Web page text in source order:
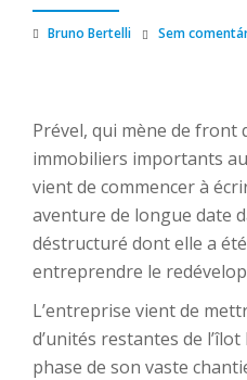
Bruno Bertelli Sem
Prével, qui mène de front
immobiliers importants
vient de commencer à
aventure de longue date
déstructuré dont elle a
entreprendre le
L’entreprise vient de
d’unités restantes de
phase de son vaste